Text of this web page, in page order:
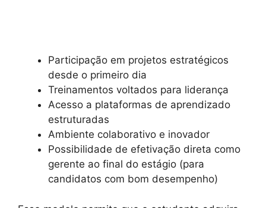
Participação em projetos estratégicos
desde o primeiro dia
Treinamentos voltados para liderança
Acesso a plataformas de aprendizado
estruturadas
Ambiente colaborativo e inovador
Possibilidade de efetivação direta como
gerente ao final do estágio (para
candidatos com bom desempenho)